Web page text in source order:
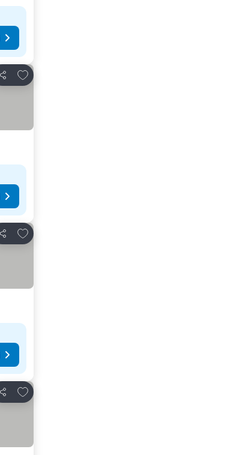
Condividi
Aggiungi ai preferiti
Condividi
Aggiungi ai preferiti
Condividi
Aggiungi ai preferiti